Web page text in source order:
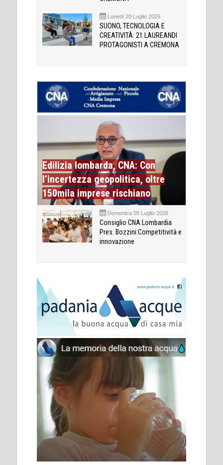
Lunedì 20 Luglio 2026
SUONO, TECNOLOGIA E
CREATIVITÀ: 21 LAUREANDI
PROTAGONISTI A CREMONA
Edilizia lombarda, CNA: Con
l’incertezza geopolitica, oltre
150mila imprese rischiano
Domenica 05 Luglio 2026
Consiglio CNA Lombardia
Pres. Bozzini:Competitività e
innovazione